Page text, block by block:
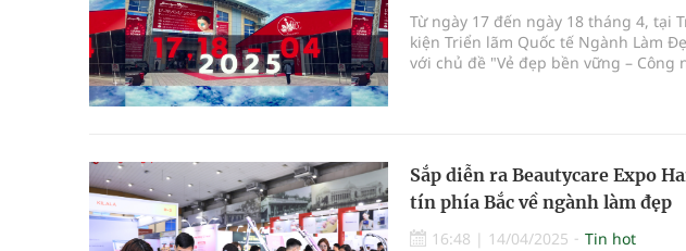
Từ ngày 17 đến ngày 18 tháng 4, tại
kiện Triển lãm Quốc tế Ngành Làm
với chủ đề "Vẻ đẹp bền vững –
Sắp diễn ra Beautycare Expo
tín phía Bắc về ngành làm đẹp
16:48 | 14/04/2025
Tin hot